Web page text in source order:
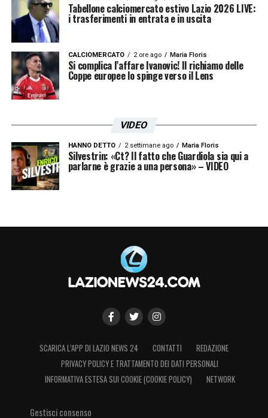
Tabellone calciomercato estivo Lazio 2026 LIVE:
i trasferimenti in entrata e in uscita
CALCIOMERCATO 2 ore ago Maria Floris
Si complica l’affare Ivanovic! Il richiamo delle
Coppe europee lo spinge verso il Lens
VIDEO
HANNO DETTO 2 settimane ago Maria Floris
Silvestrin: «Ct? Il fatto che Guardiola sia qui a
parlarne è grazie a una persona» – VIDEO
SCARICA L’APP DI LAZIO NEWS 24 CONTATTI
REDAZIONE
PRIVACY POLICY E TRATTAMENTO DEI DATI PERSONALI
INFORMATIVA ESTESA SUI COOKIE (COOKIE POLICY)
NETWORK
Gestisci consenso